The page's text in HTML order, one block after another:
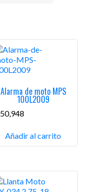
Alarma de moto MPS
100L2009
50,948
Añadir al carrito